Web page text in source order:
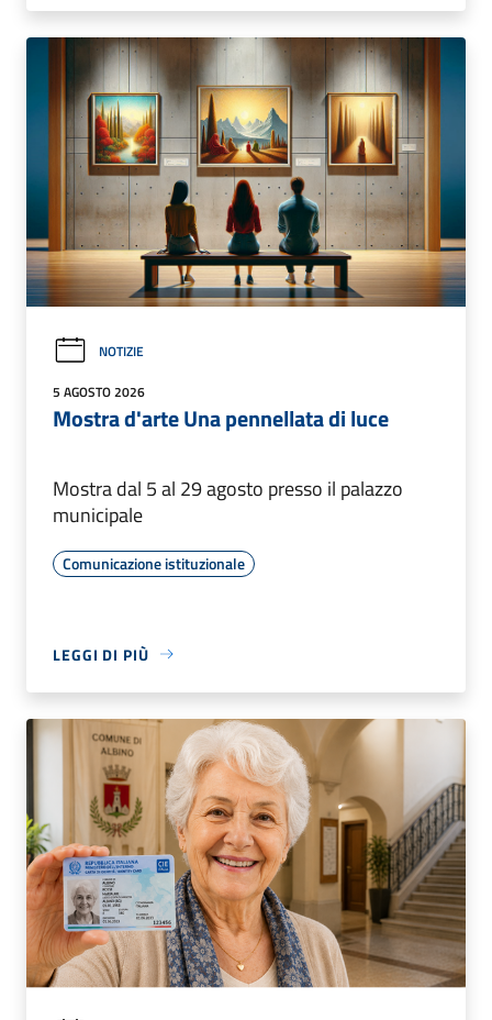
NOTIZIE
5 AGOSTO 2026
Mostra d'arte Una pennellata di luce
Mostra dal 5 al 29 agosto presso il palazzo
municipale
Comunicazione istituzionale
LEGGI DI PIÙ